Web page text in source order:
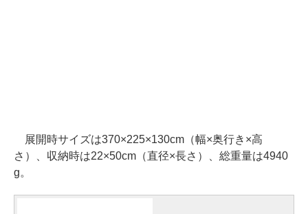
展開時サイズは370×225×130cm（幅×奥行き×高
さ）、収納時は22×50cm（直径×長さ）、総重量は4940
g。